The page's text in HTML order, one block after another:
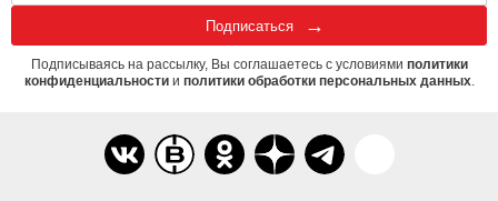
Подписаться
Подписываясь на рассылку, Вы соглашаетесь с условиями политики
конфиденциальностии политики обработки персональных данных.